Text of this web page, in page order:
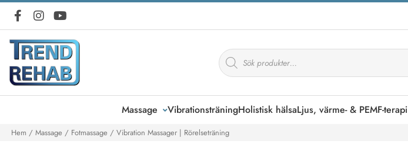
Produktsökning
Massage VibrationsträningHolistisk hälsaLjus, värme- & PEMF-terapi
Hem / Massage / Fotmassage / Vibration Massager | Rörelseträning